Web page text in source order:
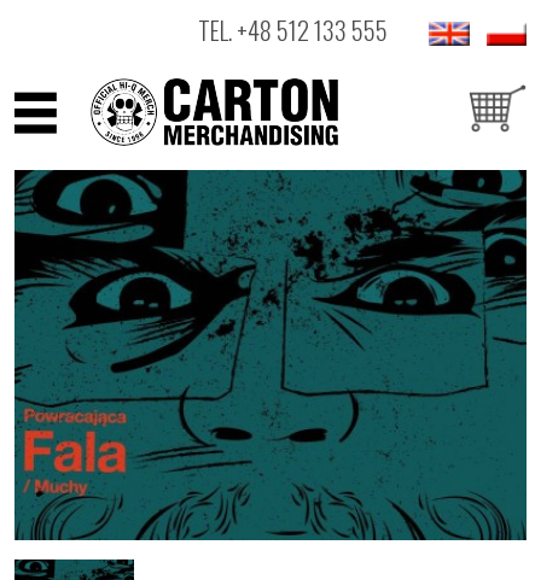
TEL.+48 512 133 555
ARTYŚCI
PRODUKTY
OUTLET